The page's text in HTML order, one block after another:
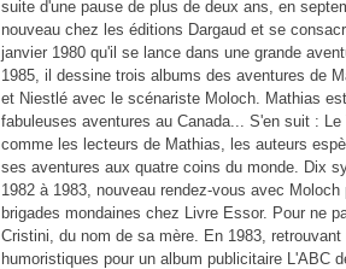
suite d'une pause de plus de deux ans, en
nouveau chez les éditions Dargaud et se
janvier 1980 qu'il se lance dans une grande
1985, il dessine trois albums des aventures de
et Niestlé avec le scénariste Moloch. Mathias
fabuleuses aventures au Canada... S'en suit :
comme les lecteurs de Mathias, les auteurs
ses aventures aux quatre coins du monde. Dix
1982 à 1983, nouveau rendez-vous avec
brigades mondaines chez Livre Essor. Pour ne
Cristini, du nom de sa mère. En 1983,
humoristiques pour un album publicitaire L'ABC